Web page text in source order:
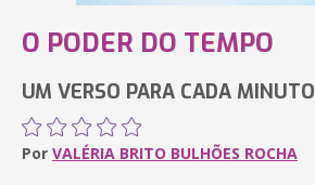
O PODER DO TEMPO
UM VERSO PARA CADA MINUTO
Por VALÉRIA BRITO BULHÕES ROCHA